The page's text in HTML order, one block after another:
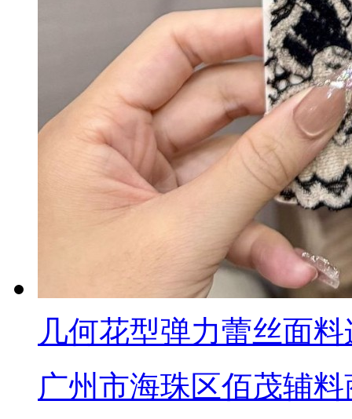
几何花型弹力蕾丝面
广州市海珠区佰茂辅